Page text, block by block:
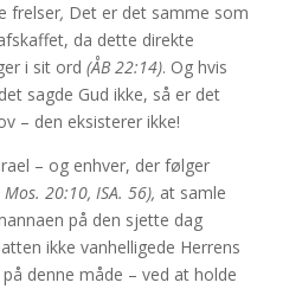
frelser, Det er det samme som
da dette direkte
i sit ord (ÅB 22:14). Og hvis
sagde Gud ikke, så er det
– den eksisterer ikke!
– og enhver, der følger
20:10, ISA. 56), at samle
på den sjette dag
ikke vanhelligede Herrens
denne måde – ved at holde